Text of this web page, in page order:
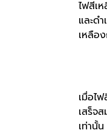
ไฟสีเ
และด
เหลือ
เมื่อไ
เสร็จ
เท่านั้